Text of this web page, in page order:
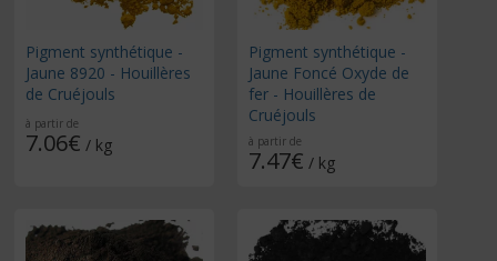
Pigment synthétique -
Jaune 8920 - Houillères
de Cruéjouls
à partir de
7.06€ / kg
Pigment synthétique -
Jaune Foncé Oxyde de
fer - Houillères de
Cruéjouls
à partir de
7.47€ / kg